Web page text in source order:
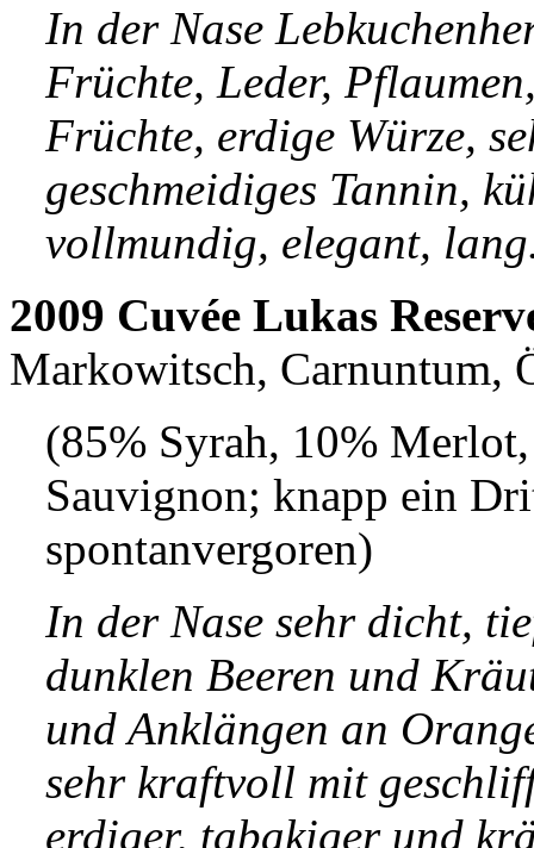
In der Nase
Früchte, Leder,
Früchte, erdige Würze,
geschmeidiges Tannin,
vollmundig, elegant,
2009 Cuvée Lukas
Markowitsch, Carnuntum,
(85% Syrah, 10%
Sauvignon; knapp ein
spontanvergoren)
In der Nase sehr dicht,
dunklen Beeren und
und Anklängen an
sehr kraftvoll mit
erdiger, tabakiger und